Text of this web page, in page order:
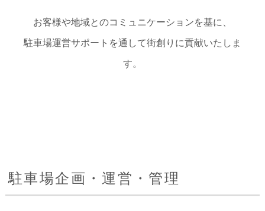
お客様や地域とのコミュニケーションを基に、
駐車場運営サポートを通して街創りに貢献いたしま
す。
駐車場企画・運営・管理